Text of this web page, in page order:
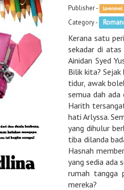
Publisher -
Category -
Kerana satu
sekadar di
Ainidan Syed
Bilik kita? Sejak
tidur, awak
semua dah ada
Harith
hati Arlyssa.
yang dihulur
tiba dilanda
Hasnah
yang sedia ada
rumah tangga
mereka?